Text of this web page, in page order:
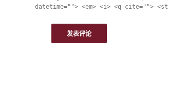
datetime=""> <em> <i> <q cite="">